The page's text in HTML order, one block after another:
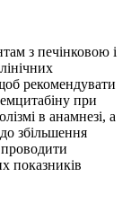
з печінковою і
рекомендувати
при
в анамнезі, а
збільшення
проводити
показників